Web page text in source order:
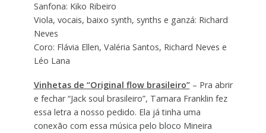
Sanfona: Kiko Ribeiro
Viola, vocais, baixo synth, synths e ganzá: Richard
Neves
Coro: Flávia Ellen, Valéria Santos, Richard Neves e
Léo Lana
Vinhetas de “Original flow brasileiro”– Pra abrir
e fechar “Jack soul brasileiro”, Tamara Franklin fez
essa letra a nosso pedido. Ela já tinha uma
conexão com essa música pelo bloco Mineira